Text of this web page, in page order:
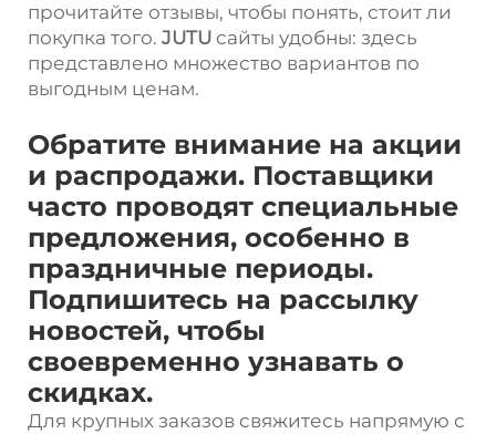
прочитайте отзывы, чтобы понять, стоит ли
покупка того. JUTU сайты удобны: здесь
представлено множество вариантов по
выгодным ценам.
Обратите внимание на акции
и распродажи. Поставщики
часто проводят специальные
предложения, особенно в
праздничные периоды.
Подпишитесь на рассылку
новостей, чтобы
своевременно узнавать о
скидках.
Для крупных заказов свяжитесь напрямую с